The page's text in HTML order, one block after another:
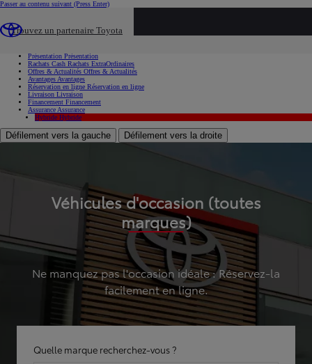
Passer au contenu suivant (Press Enter)
Trouvez un partenaire Toyota
Présentation Présentation
Rachats Cash Rachats ExtraOrdinaires
Offres & Actualités Offres & Actualités
Avantages Avantages
Réservation en ligne Réservation en ligne
Livraison Livraison
Financement Financement
Assurance Assurance
Hybride Hybride
Défilement vers la gauche Défilement vers la droite
Véhicules d'occasion (toutes
marques)
Ne manquez pas l'occasion idéale : Réservez-la
facilement en ligne.
Quelle marque recherchez-vous ?